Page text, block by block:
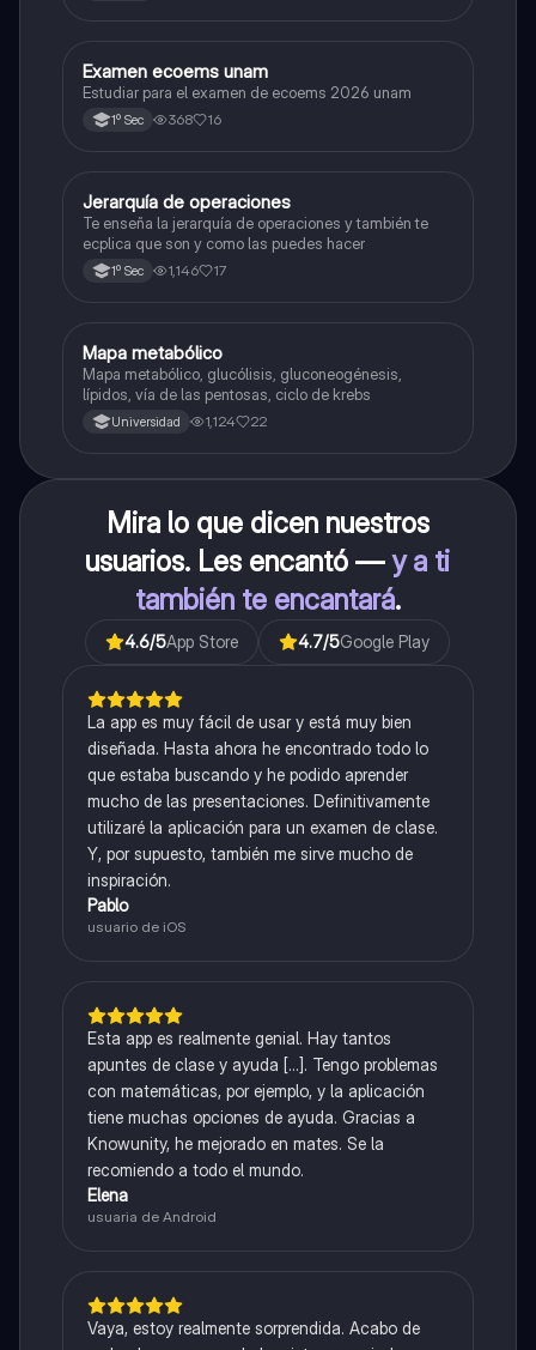
Español
Examen ecoems unam
Estudiar para el examen de ecoems 2026 unam
1º Sec 368 16
Matemáticas
Jerarquía de operaciones
Te enseña la jerarquía de operaciones y también te
ecplica que son y como las puedes hacer
1º Sec 1,146 17
Biología
Mapa metabólico
Mapa metabólico, glucólisis, gluconeogénesis,
lípidos, vía de las pentosas, ciclo de krebs
Universidad 1,124 22
Mira lo que dicen nuestros
usuarios. Les encantó —y a ti
también te encantará.
4.6/5App Store 4.7/5Google Play
La app es muy fácil de usar y está muy bien
diseñada. Hasta ahora he encontrado todo lo
que estaba buscando y he podido aprender
mucho de las presentaciones. Definitivamente
utilizaré la aplicación para un examen de clase.
Y, por supuesto, también me sirve mucho de
inspiración.
Pablo
usuario de iOS
Esta app es realmente genial. Hay tantos
apuntes de clase y ayuda [...]. Tengo problemas
con matemáticas, por ejemplo, y la aplicación
tiene muchas opciones de ayuda. Gracias a
Knowunity, he mejorado en mates. Se la
recomiendo a todo el mundo.
Elena
usuaria de Android
Vaya, estoy realmente sorprendida. Acabo de